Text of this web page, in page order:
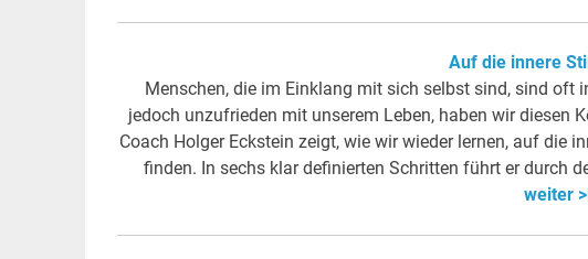
Auf die innere
Menschen, die im Einklang mit sich selbst sind, sind oft
jedoch unzufrieden mit unserem Leben, haben wir diesen
Coach Holger Eckstein zeigt, wie wir wieder lernen, auf die
finden. In sechs klar definierten Schritten führt er durch
weiter